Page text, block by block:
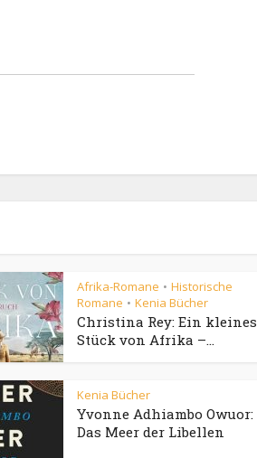
Afrika-Romane • Historische
Romane • Kenia Bücher
Christina Rey: Ein kleines
Stück von Afrika –...
Kenia Bücher
Yvonne Adhiambo Owuor:
Das Meer der Libellen